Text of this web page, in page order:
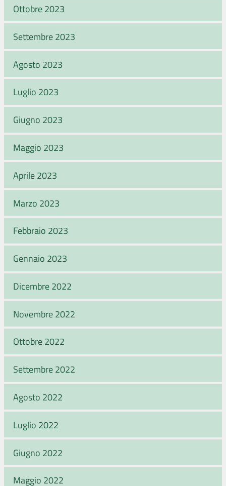
Ottobre 2023
Settembre 2023
Agosto 2023
Luglio 2023
Giugno 2023
Maggio 2023
Aprile 2023
Marzo 2023
Febbraio 2023
Gennaio 2023
Dicembre 2022
Novembre 2022
Ottobre 2022
Settembre 2022
Agosto 2022
Luglio 2022
Giugno 2022
Maggio 2022